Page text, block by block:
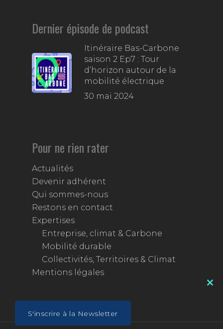
Dernier épisode de podcast
Itinéraire Bas-Carbone
saison 2 Ep7 : Tour
d’horizon autour de la
mobilité électrique
30 mai 2024
Pour ne rien rater
Actualités
Devenir adhérent
Qui sommes-nous
Restons en contact
Expertises
Entreprise, climat & Carbone
Mobilité durable
Collectivités, Territoires & Climat
Mentions légales
S'inscrire à la Newsletter